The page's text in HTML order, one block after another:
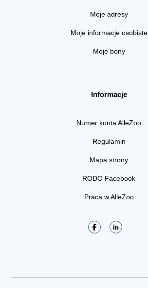
Moje adresy
Moje informacje osobiste
Moje bony
Informacje
Numer konta AlleZoo
Regulamin
Mapa strony
RODO Facebook
Praca w AlleZoo